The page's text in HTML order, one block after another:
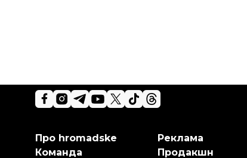
Про hromadske
Команда
Реклама
Продакшн